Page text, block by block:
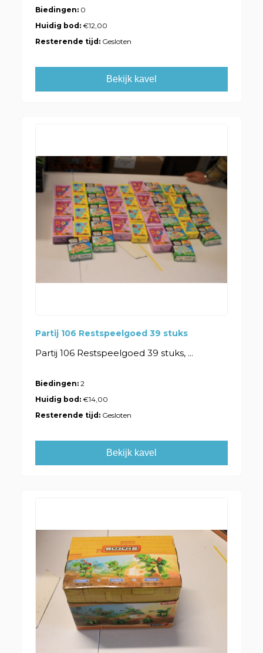
Biedingen: 0
Huidig bod:€12,00
Resterende tijd: Gesloten
Bekijk kavel
Partij 106 Restspeelgoed 39 stuks
Partij 106 Restspeelgoed 39 stuks, ...
Biedingen: 2
Huidig bod:€14,00
Resterende tijd: Gesloten
Bekijk kavel